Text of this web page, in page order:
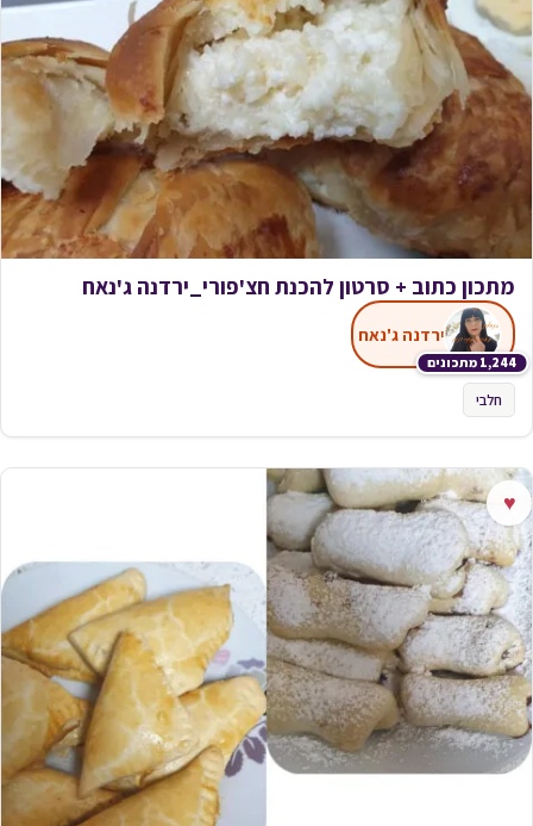
מתכון כתוב + סרטון להכנת חצ'פורי_ירדנה ג'נאח
1,244 מתכונים
ירדנה ג'נאח
חלבי
♥